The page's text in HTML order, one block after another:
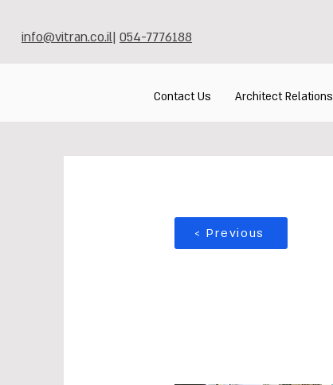
info@vitran.co.il| 054-7776188
Architect Relations
Contact Us
< Previous